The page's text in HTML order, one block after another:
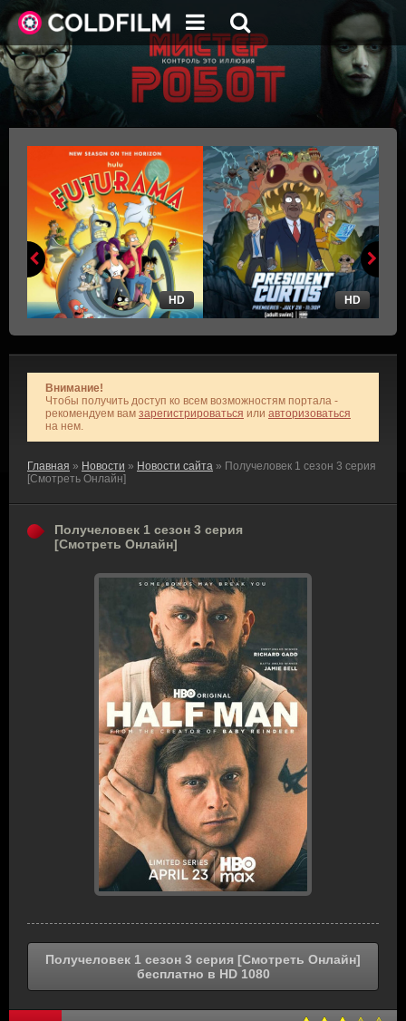
HD HD
Внимание!
Чтобы получить доступ ко всем возможностям портала -
рекомендуем вам зарегистрироваться или авторизоваться
на нем.
Главная » Новости » Новости сайта » Получеловек 1 сезон 3 серия
[Смотреть Онлайн]
Получеловек 1 сезон 3 серия
[Смотреть Онлайн]
Получеловек 1 сезон 3 серия [Смотреть Онлайн]
бесплатно в HD 1080